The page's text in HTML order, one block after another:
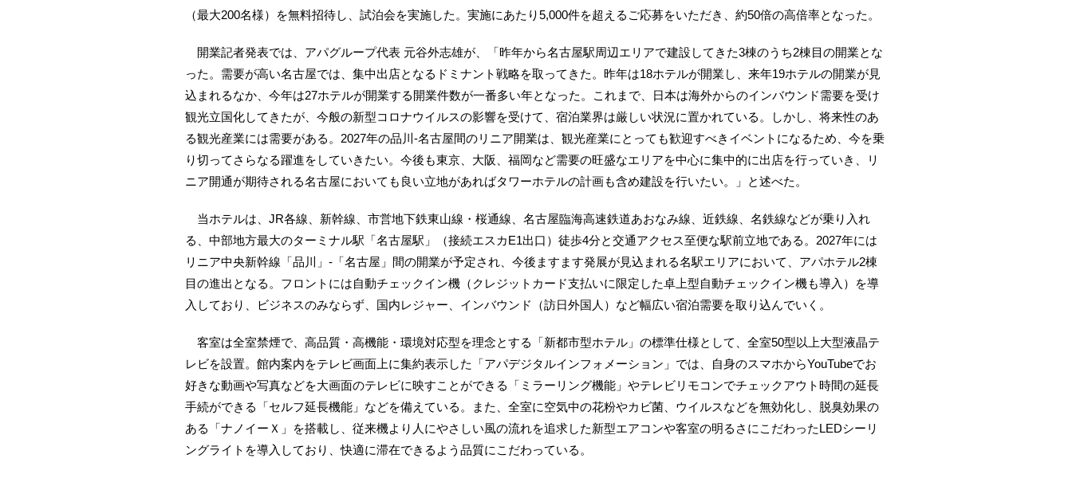
（最大200名様）を無料招待し、試泊会を実施した。実施にあたり5,000件を超えるご応募をいただき、約50倍の高倍率となった。
開業記者発表では、アパグループ代表 元谷外志雄が、「昨年から名古屋駅周辺エリアで建設してきた3棟のうち2棟目の開業とな
った。需要が高い名古屋では、集中出店となるドミナント戦略を取ってきた。昨年は18ホテルが開業し、来年19ホテルの開業が見
込まれるなか、今年は27ホテルが開業する開業件数が一番多い年となった。これまで、日本は海外からのインバウンド需要を受け
観光立国化してきたが、今般の新型コロナウイルスの影響を受けて、宿泊業界は厳しい状況に置かれている。しかし、将来性のあ
る観光産業には需要がある。2027年の品川‐名古屋間のリニア開業は、観光産業にとっても歓迎すべきイベントになるため、今を乗
り切ってさらなる躍進をしていきたい。今後も東京、大阪、福岡など需要の旺盛なエリアを中心に集中的に出店を行っていき、リ
ニア開通が期待される名古屋においても良い立地があればタワーホテルの計画も含め建設を行いたい。」と述べた。
当ホテルは、JR各線、新幹線、市営地下鉄東山線・桜通線、名古屋臨海高速鉄道あおなみ線、近鉄線、名鉄線などが乗り入れ
る、中部地方最大のターミナル駅「名古屋駅」（接続エスカE1出口）徒歩4分と交通アクセス至便な駅前立地である。2027年には
リニア中央新幹線「品川」-「名古屋」間の開業が予定され、今後ますます発展が見込まれる名駅エリアにおいて、アパホテル2棟
目の進出となる。フロントには自動チェックイン機（クレジットカード支払いに限定した卓上型自動チェックイン機も導入）を導
入しており、ビジネスのみならず、国内レジャー、インバウンド（訪日外国人）など幅広い宿泊需要を取り込んでいく。
客室は全室禁煙で、高品質・高機能・環境対応型を理念とする「新都市型ホテル」の標準仕様として、全室50型以上大型液晶テ
レビを設置。館内案内をテレビ画面上に集約表示した「アパデジタルインフォメーション」では、自身のスマホからYouTubeでお
好きな動画や写真などを大画面のテレビに映すことができる「ミラーリング機能」やテレビリモコンでチェックアウト時間の延長
手続ができる「セルフ延長機能」などを備えている。また、全室に空気中の花粉やカビ菌、ウイルスなどを無効化し、脱臭効果の
ある「ナノイーＸ」を搭載し、従来機より人にやさしい風の流れを追求した新型エアコンや客室の明るさにこだわったLEDシーリ
ングライトを導入しており、快適に滞在できるよう品質にこだわっている。